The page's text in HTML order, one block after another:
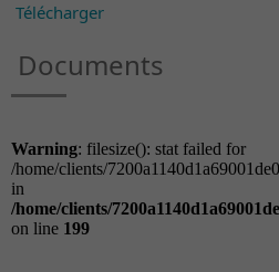
Télécharger
Documents